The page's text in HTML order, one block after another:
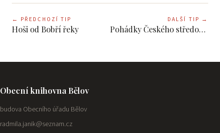
← PŘEDCHOZÍ TIP
Hoši od Bobří řeky
DALŠÍ TIP →
Pohádky Českého středohoří
Obecní knihovna Bělov
budova Obecního úřadu Bělov
radmila.janik@seznam.cz